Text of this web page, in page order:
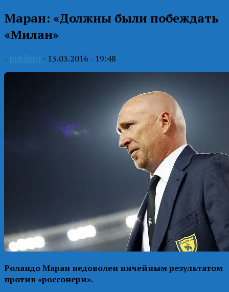
Маран: «Должны были побеждать
«Милан»
- publizist · 13.03.2016 - 19:48
Роландо Маран недоволен ничейным результатом
против «россонери».